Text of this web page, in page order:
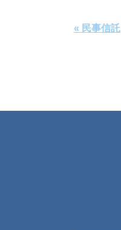
« 民事信託